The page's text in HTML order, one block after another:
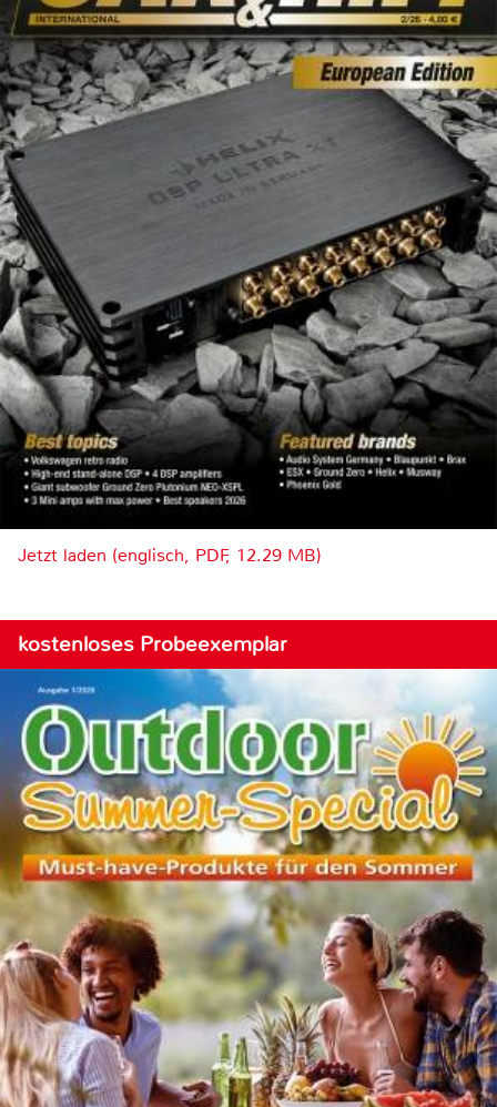
Jetzt laden (englisch, PDF, 12.29 MB)
kostenloses Probeexemplar